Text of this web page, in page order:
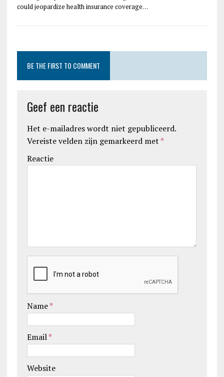
could jeopardize health insurance coverage…
BE THE FIRST TO COMMENT
Geef een reactie
Het e-mailadres wordt niet gepubliceerd.
Vereiste velden zijn gemarkeerd met *
Reactie
Name*
Email*
Website